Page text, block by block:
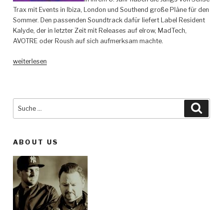
Trax mit Events in Ibiza, London und Southend große Pläne für den
Sommer. Den passenden Soundtrack dafür liefert Label Resident
Kalyde, der in letzter Zeit mit Releases auf elrow, MadTech,
AVOTRE oder Roush auf sich aufmerksam machte.
„Kalyde
Traxx“
weiterlesen
ABOUT US